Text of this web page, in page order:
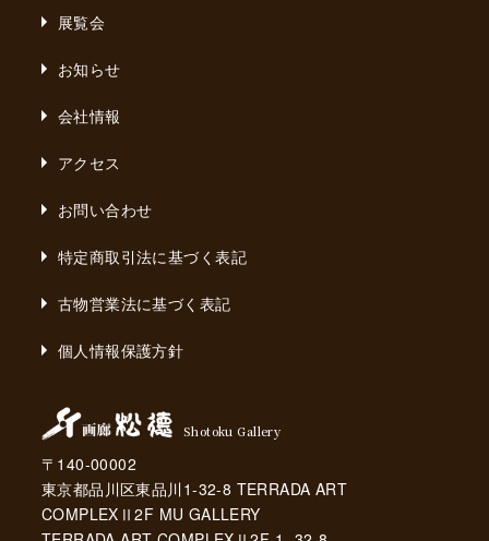
展覧会
お知らせ
会社情報
アクセス
お問い合わせ
特定商取引法に基づく表記
古物営業法に基づく表記
個人情報保護方針
Shotoku Gallery
〒140-00002
東京都品川区東品川1-32-8 TERRADA ART
COMPLEXⅡ2F MU GALLERY